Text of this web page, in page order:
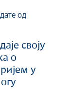
од
своју
о
у